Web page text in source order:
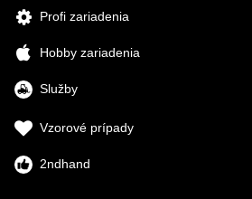
Profi zariadenia
Hobby zariadenia
Služby
Vzorové prípady
2ndhand